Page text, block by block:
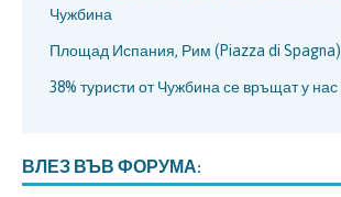
Чужбина
Площад Испания, Рим (Piazza di Spagna)
38% туристи от Чужбина се връщат у нас
ВЛЕЗ ВЪВ ФОРУМА: